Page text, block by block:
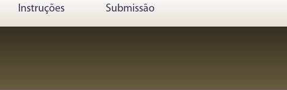
Instruções Submissão